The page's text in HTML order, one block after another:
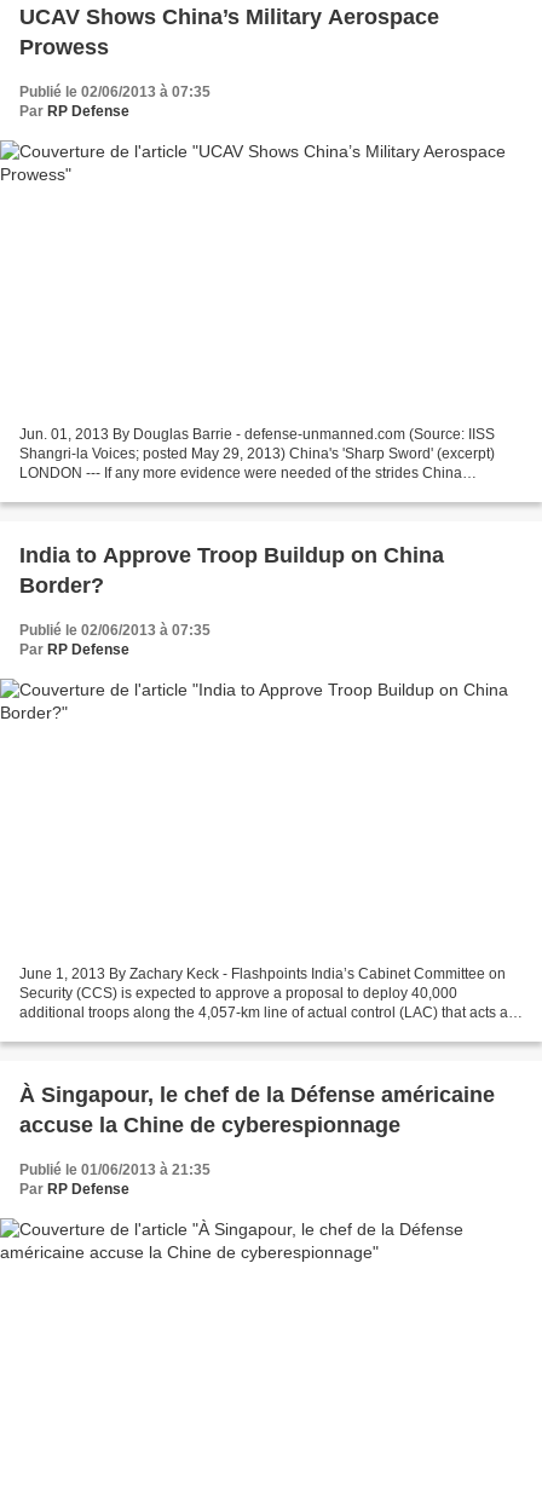
UCAV Shows China’s Military Aerospace
Prowess
Publié le 02/06/2013 à 07:35
Par RP Defense
Jun. 01, 2013 By Douglas Barrie - defense-unmanned.com (Source: IISS
Shangri-la Voices; posted May 29, 2013) China's 'Sharp Sword' (excerpt)
LONDON --- If any more evidence were needed of the strides China
India to Approve Troop Buildup on China
Border?
Publié le 02/06/2013 à 07:35
Par RP Defense
June 1, 2013 By Zachary Keck - Flashpoints India’s Cabinet Committee on
Security (CCS) is expected to approve a proposal to deploy 40,000
additional troops along the 4,057-km line of actual control (LAC) that acts as
À Singapour, le chef de la Défense américaine
accuse la Chine de cyberespionnage
Publié le 01/06/2013 à 21:35
Par RP Defense